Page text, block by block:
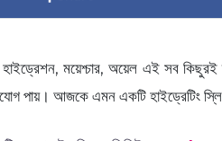
ময়েশ্চার, অয়েল এই সব
পায়। আজকে এমন একটি হাইড্রেটিং